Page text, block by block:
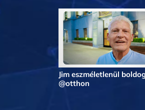
Jim eszméletlenül
@otthon